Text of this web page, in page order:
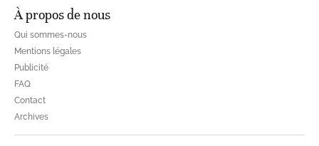
À propos de nous
Qui sommes-nous
Mentions légales
Publicité
FAQ
Contact
Archives